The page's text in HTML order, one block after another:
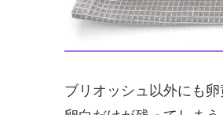
ブリオッシュ以外にも